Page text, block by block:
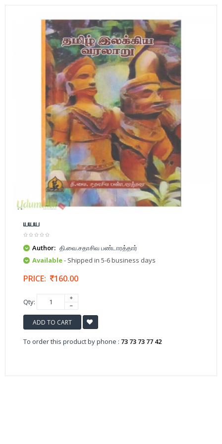
யயய
Author: தி.வை.சதாசிவ பண்டாரத்தார்
Available- Shipped in 5-6 business days
PRICE: 160.00
Qty:
ADD TO CART
To order this product by phone : 73 73 73 77 42